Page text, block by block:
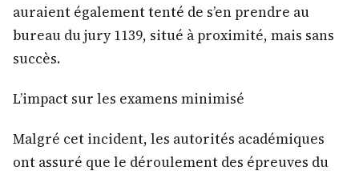
auraient également tenté de s’en prendre au
bureau du jury 1139, situé à proximité, mais sans
succès.
L’impact sur les examens minimisé
Malgré cet incident, les autorités académiques
ont assuré que le déroulement des épreuves du